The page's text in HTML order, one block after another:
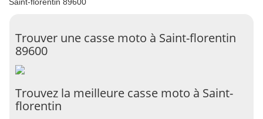
Trouver une casse moto à Saint-florentin
89600
Trouvez la meilleure casse moto à Saint-
florentin